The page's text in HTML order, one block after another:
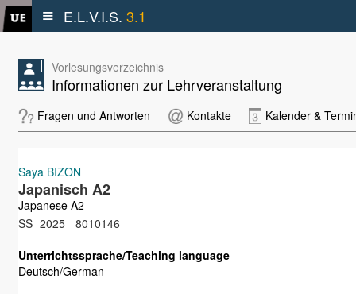
≡ E.L.V.I.S. 3.1
Vorlesungsverzeichnis
Informationen zur Lehrveranstaltung
Fragen und Antworten Kontakte Kalender &
Saya BIZON
Japanisch A2
Japanese A2
SS 2025
8010146
Unterrichtssprache/Teaching language
Deutsch/German